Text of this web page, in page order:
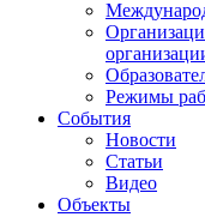
Режимы
События
Новости
Статьи
Видео
Объекты